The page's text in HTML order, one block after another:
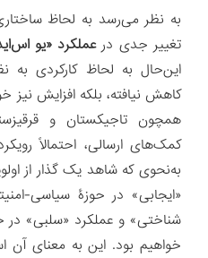
به نظر می‌رسد به لحاظ
تغییر جدی درعملکرد «یو
این‌حال به لحاظ کارکردی به
کاهش نیافته، بلکه افزایش نیز
همچون تاجیکستان و
کمک‌های ارسالی، احتمالاً
به‌نحوی که شاهد یک گذار از
«ایجابی» در حوزۀ سیاسی-
شناختی» و عملکرد «سلبی» در
خواهیم بود. این به معنای آن